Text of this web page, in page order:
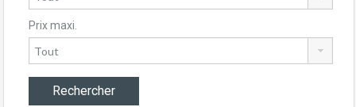
Prix maxi.